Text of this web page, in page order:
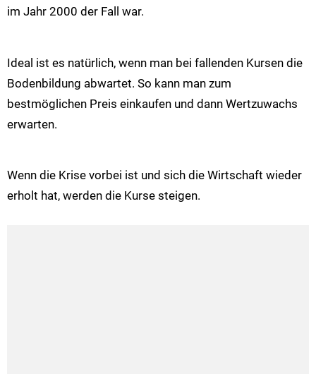
im Jahr 2000 der Fall war.
Ideal ist es natürlich, wenn man bei fallenden Kursen die
Bodenbildung abwartet. So kann man zum
bestmöglichen Preis einkaufen und dann Wertzuwachs
erwarten.
Wenn die Krise vorbei ist und sich die Wirtschaft wieder
erholt hat, werden die Kurse steigen.